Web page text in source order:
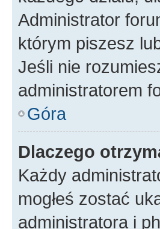
Administrator
którym piszesz
Jeśli nie
administratorem
Góra
Dlaczego
Każdy
mogłeś zostać
administratora i